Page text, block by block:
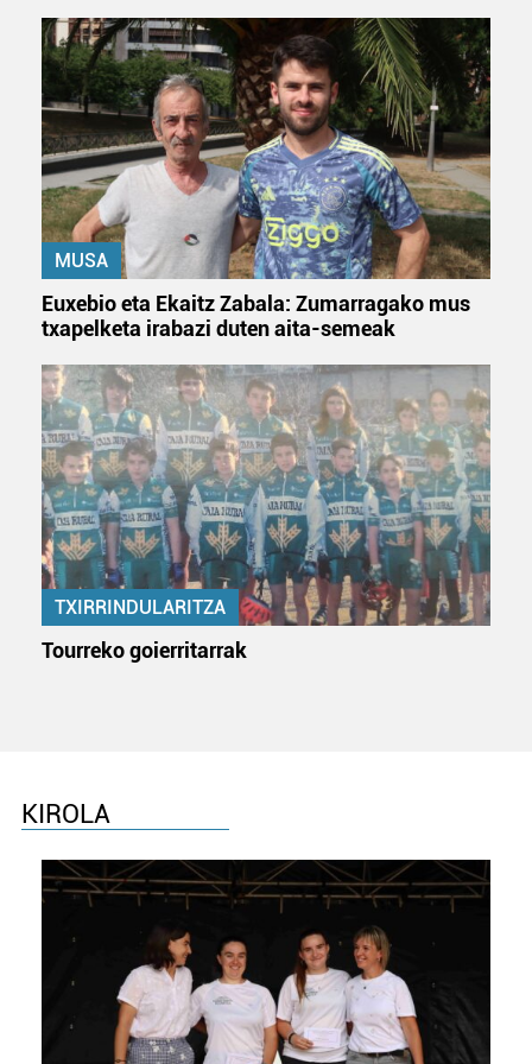
duten interes legitimoa eta horren aurka nola egin
dezakezun ikusteko.
Lortu zure datu pertsonalak prozesatzeko moduari
buruzko informazio gehiago eta ezarri zure lehentasunak
datuen atalean. Edozein unetan alda edo ken dezakezu
zure baimena Cookieen adierazpenean.
Webgune honek cookie propioak eta hirugarrenen cookie-
zerbitzuak hobetzeko asmoz, cookie teknologiaz
baliatzen gara. Ohar hau onartuz gero, teknologia hori
erabiltzeko baimen esplizitua ematen diguzu.Gehiago
irakurri
MUSA
Euxebio eta Ekaitz Zabala: Zumarragako mus
txapelketa irabazi duten aita-semeak
TXIRRINDULARITZA
Tourreko goierritarrak
KIROLA